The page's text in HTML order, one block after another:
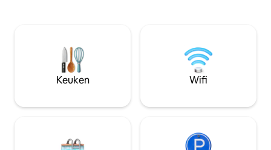
koffiezetapparaat en een eigen
parkeerplaats van 1 hectare met
parkeergelegenheid (maximaal twee
auto's). Er is geen keuken .
Keuken Wifi